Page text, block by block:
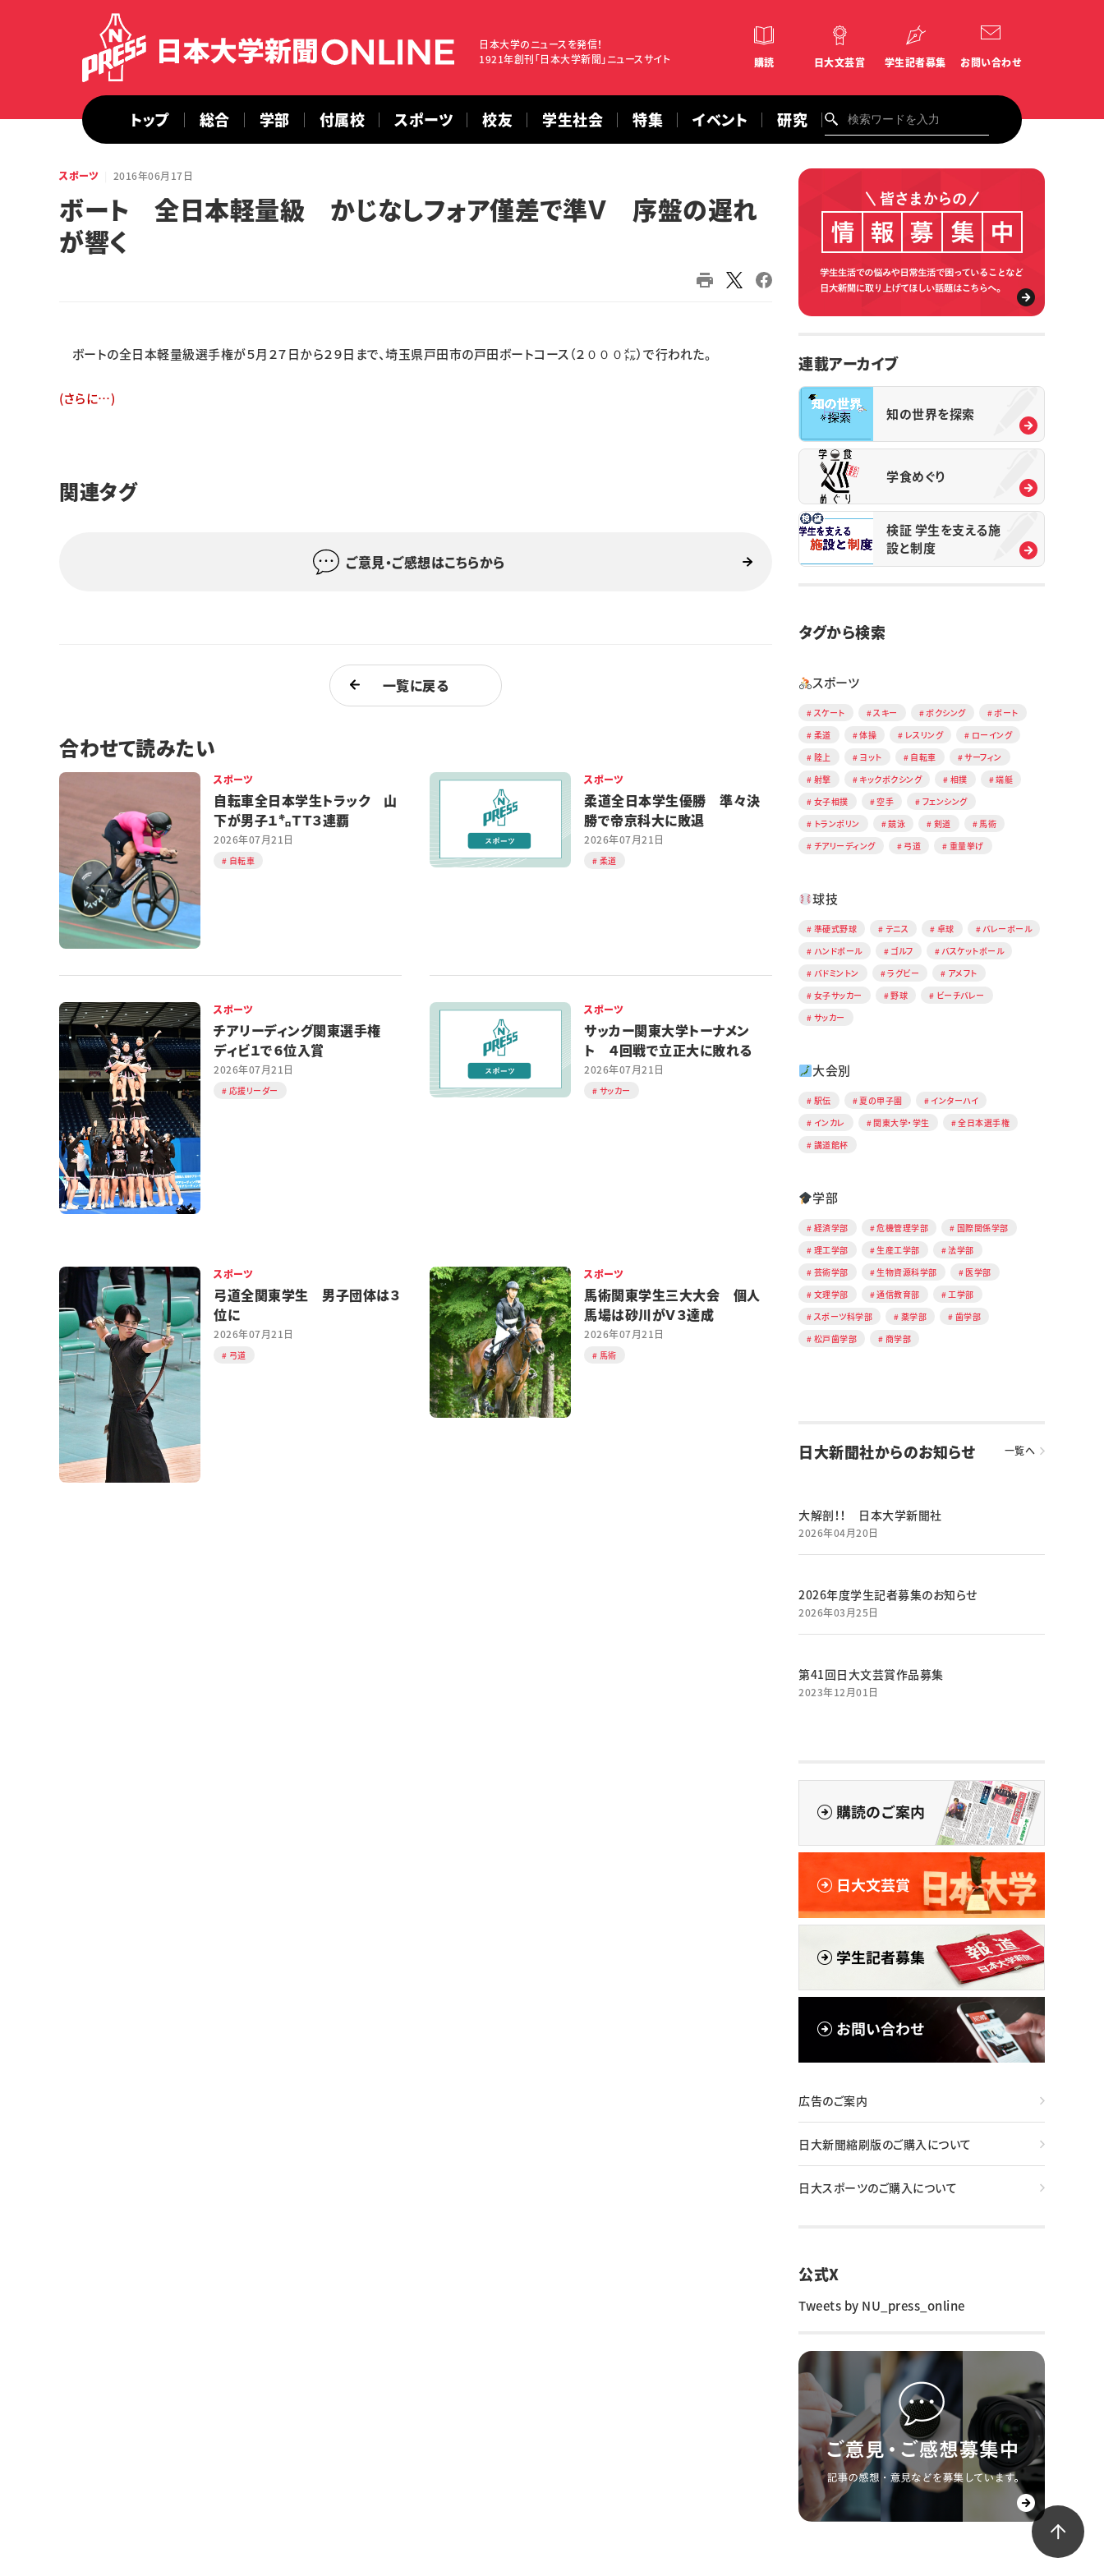
日本大学のニュースを発信！
1921年創刊「日本大学新聞」ニュースサイト
購読 日大文芸賞 学生記者募集 お問い合わせ
トップ 総合 学部 付属校 スポーツ 校友 学生社会 特集 イベント 研究
スポーツ 2016年06月17日
ボート 全日本軽量級 かじなしフォア僅差で準Ｖ 序盤の遅れ
が響く
ボートの全日本軽量級選手権が５月２７日から２９日まで、埼玉県戸田市の戸田ボートコース（２０００㍍）で行われた。
(さらに…)
関連タグ
ご意見・ご感想はこちらから
一覧に戻る
合わせて読みたい
スポーツ
自転車全日本学生トラック 山
下が男子１㌔ＴＴ３連覇
2026年07月21日
自転車
スポーツ
柔道全日本学生優勝 準々決
勝で帝京科大に敗退
2026年07月21日
柔道
スポーツ
チアリーディング関東選手権
ディビ１で６位入賞
2026年07月21日
応援リーダー
スポーツ
サッカー関東大学トーナメン
ト ４回戦で立正大に敗れる
2026年07月21日
サッカー
スポーツ
弓道全関東学生 男子団体は３
位に
2026年07月21日
弓道
スポーツ
馬術関東学生三大大会 個人
馬場は砂川がＶ３達成
2026年07月21日
馬術
連載アーカイブ
知の世界を探索
学食めぐり
検証 学生を支える施
設と制度
タグから検索
スポーツ
スケート スキー ボクシング
ボート
柔道
体操 レスリング
ローイング
陸上
ヨット 自転車
サーフィン
射撃
キックボクシング 相撲
端艇
女子相撲
空手
フェンシング
トランポリン
競泳 剣道
馬術
チアリーディング
弓道 重量挙げ
球技
準硬式野球 テニス 卓球
バレーボール
ハンドボール
ゴルフ
バスケットボール
バドミントン
ラグビー
アメフト
女子サッカー
野球
ビーチバレー
サッカー
大会別
駅伝 夏の甲子園
インターハイ
インカレ
関東大学・学生
全日本選手権
講道館杯
学部
経済学部 危機管理学部
国際関係学部
理工学部
生産工学部
法学部
芸術学部
生物資源科学部
医学部
文理学部
通信教育部
工学部
スポーツ科学部
薬学部
歯学部
松戸歯学部
商学部
日大新聞社からのお知らせ 一覧へ
大解剖！！ 日本大学新聞社
2026年04月20日
2026年度学生記者募集のお知らせ
2026年03月25日
第41回日大文芸賞作品募集
2023年12月01日
広告のご案内
日大新聞縮刷版のご購入について
日大スポーツのご購入について
公式X
Tweets by NU_press_online